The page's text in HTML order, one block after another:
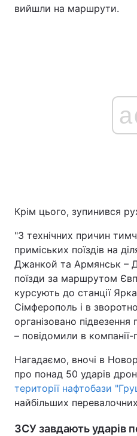
вийшли на маршрути.
Крім цього, зупинився
"З технічних причин
приміських поїздів на
Джанкой та Армянськ –
поїзди за маршрутом
курсують до станції
Сімферополь і в
організовано
– повідомили в компанії-
Нагадаємо, вночі в
про понад 50 ударів
території нафтобази
найбільших
ЗСУ завдають ударів